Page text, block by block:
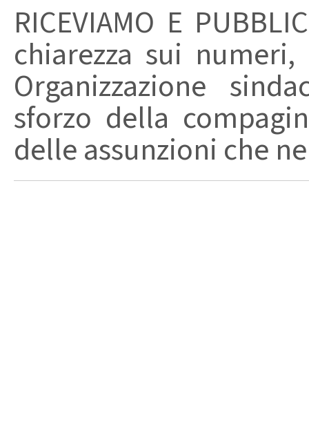
RICEVIAMO E
chiarezza sui
Organizzazione
sforzo della
delle assunzioni che